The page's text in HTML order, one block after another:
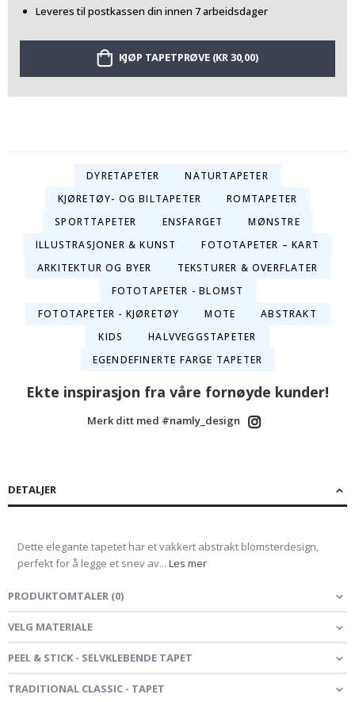
Leveres til postkassen din innen 7 arbeidsdager
KJØP TAPETPRØVE (KR 30,00)
DYRETAPETER
NATURTAPETER
KJØRETØY- OG BILTAPETER
ROMTAPETER
SPORTTAPETER
ENSFARGET
MØNSTRE
ILLUSTRASJONER & KUNST
FOTOTAPETER – KART
ARKITEKTUR OG BYER
TEKSTURER & OVERFLATER
FOTOTAPETER - BLOMST
FOTOTAPETER - KJØRETØY
MOTE
ABSTRAKT
KIDS
HALVVEGGSTAPETER
EGENDEFINERTE FARGE TAPETER
Ekte inspirasjon fra våre fornøyde kunder!
Merk ditt med #namly_design
DETALJER
Dette elegante tapetet har et vakkert abstrakt blomsterdesign,
perfekt for å legge et snev av... Les mer
PRODUKTOMTALER (0)
VELG MATERIALE
PEEL & STICK - SELVKLEBENDE TAPET
TRADITIONAL CLASSIC - TAPET